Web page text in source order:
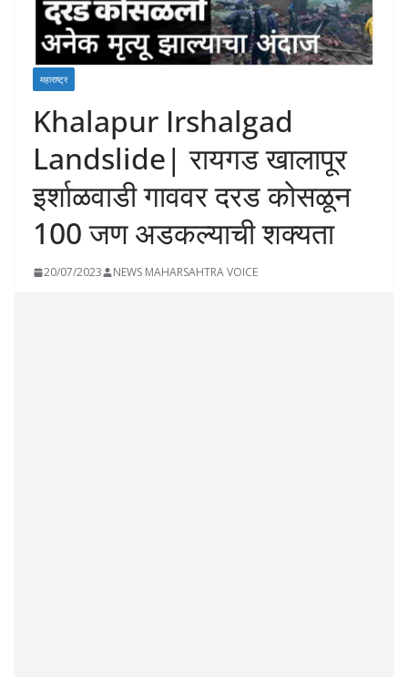
महाराष्ट्र
Khalapur Irshalgad
Landslide| रायगड खालापूर
इर्शाळवाडी गाववर दरड कोसळून
100 जण अडकल्याची शक्यता
20/07/2023 NEWS MAHARSAHTRA VOICE